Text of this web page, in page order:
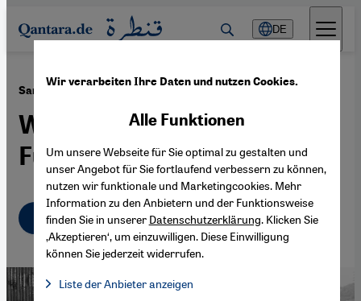
Direkt zum Inhalt springen
DE
Sammelband "The Quarter" von Nagib Mahfuz ·15.07.2019
Wenn die Zeit aus den
Fugen gerät
Deutsch English عربي
Wir verarbeiten Ihre Daten und nutzen Cookies.
Alle Funktionen
Um unsere Webseite für Sie optimal zu gestalten und
unser Angebot für Sie fortlaufend verbessern zu können,
nutzen wir funktionale und Marketingcookies. Mehr
Information zu den Anbietern und der Funktionsweise
finden Sie in unserer Datenschutzerklärung. Klicken Sie
‚Akzeptieren‘, um einzuwilligen. Diese Einwilligung
können Sie jederzeit widerrufen.
Liste der Anbieter anzeigen